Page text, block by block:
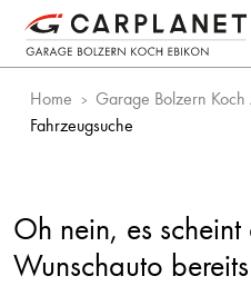
Home Garage Bolzern
Fahrzeugsuche
Oh nein, es
Wunschauto